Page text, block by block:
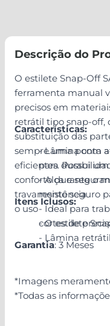
Descrição do
O estilete Snap-Off
ferramenta manual
precisos em
retrátil tipo snap-
substituição das
sempre uma ponta
eficientes. Possui
conforto durante o
travamento seguro
o uso
Características:
- Lâmina com
para
- Alça e
resistência
- Ideal para
cortes de
- Lâmina
Itens Iclusos:
- O estilete
Garantia: 3 Meses
*Imagens
*Todas as
responsabilidade